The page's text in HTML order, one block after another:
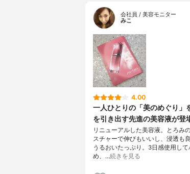
会社員 / 美容モニター
みこ
4.00
一人ひとりの「美のめぐり」
を引き出す先進の美容液が登
リニューアルした美容液。とろみ
スチャーで伸びもいいし、浸透も
うるおいたっぷり。3日感使用し
め、…続きを見る